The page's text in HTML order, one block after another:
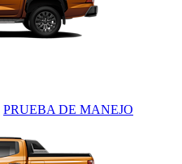
PRUEBA DE MANEJO